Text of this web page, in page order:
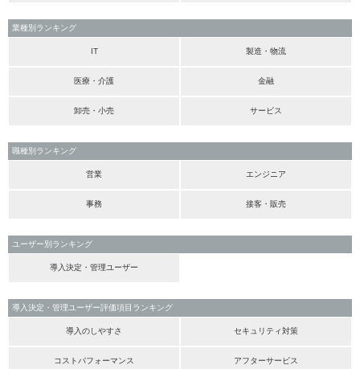
業種別ランキング
IT 製造・物流
医療・介護 金融
卸売・小売 サービス
職種別ランキング
営業 エンジニア
事務 接客・販売
ユーザー別ランキング
導入決定・管理ユーザー
導入決定・管理ユーザー評価項目ランキング
導入のしやすさ セキュリティ対策
コストパフォーマンス アフターサービス